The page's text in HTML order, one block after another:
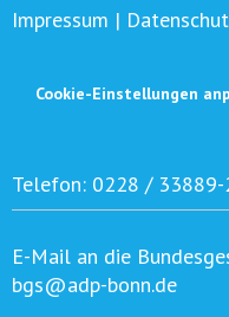
Impressum |
Cookie-Einstellungen
Telefon: 0228 / 33889-
E-Mail an die
bgs@adp-bonn.de